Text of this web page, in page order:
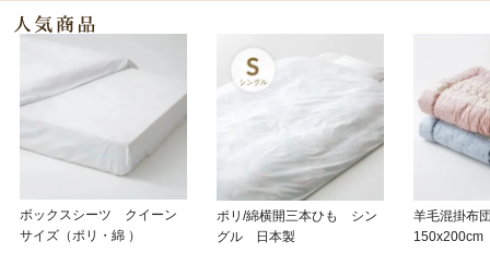
ボックスシーツ クイーン
サイズ（ポリ・綿 ）
ポリ/綿横開三本ひも シン
グル 日本製
羊毛混掛布
150x200cm